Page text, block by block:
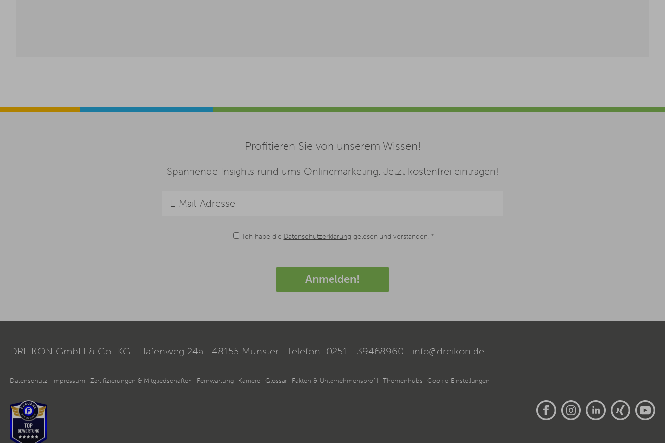
Profitieren Sie von unserem Wissen!
Spannende Insights rund ums Onlinemarketing. Jetzt kostenfrei eintragen!
Ich habe die Datenschutzerklärung gelesen und verstanden. *
Anmelden!
DREIKON GmbH & Co. KG Hafenweg 24a 48155 Münster Telefon: 0251 - 39468960 info@dreikon.de
Datenschutz Impressum Zertifizierungen & Mitgliedschaften Fernwartung Karriere Glossar Fakten & Unternehmensprofil Themenhubs Cookie-Einstellungen